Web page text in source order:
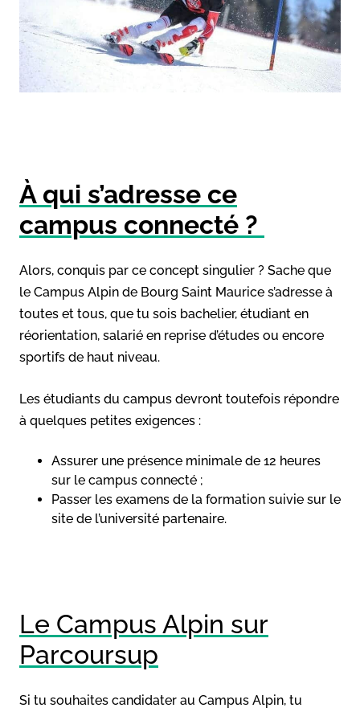
À qui s’adresse ce
campus connecté ?
Alors, conquis par ce concept singulier ? Sache que
le Campus Alpin de Bourg Saint Maurice s’adresse à
toutes et tous, que tu sois bachelier, étudiant en
réorientation, salarié en reprise d’études ou encore
sportifs de haut niveau.
Les étudiants du campus devront toutefois répondre
à quelques petites exigences :
Assurer une présence minimale de 12 heures
sur le campus connecté ;
Passer les examens de la formation suivie sur le
site de l’université partenaire.
Le Campus Alpin sur
Parcoursup
Si tu souhaites candidater au Campus Alpin, tu